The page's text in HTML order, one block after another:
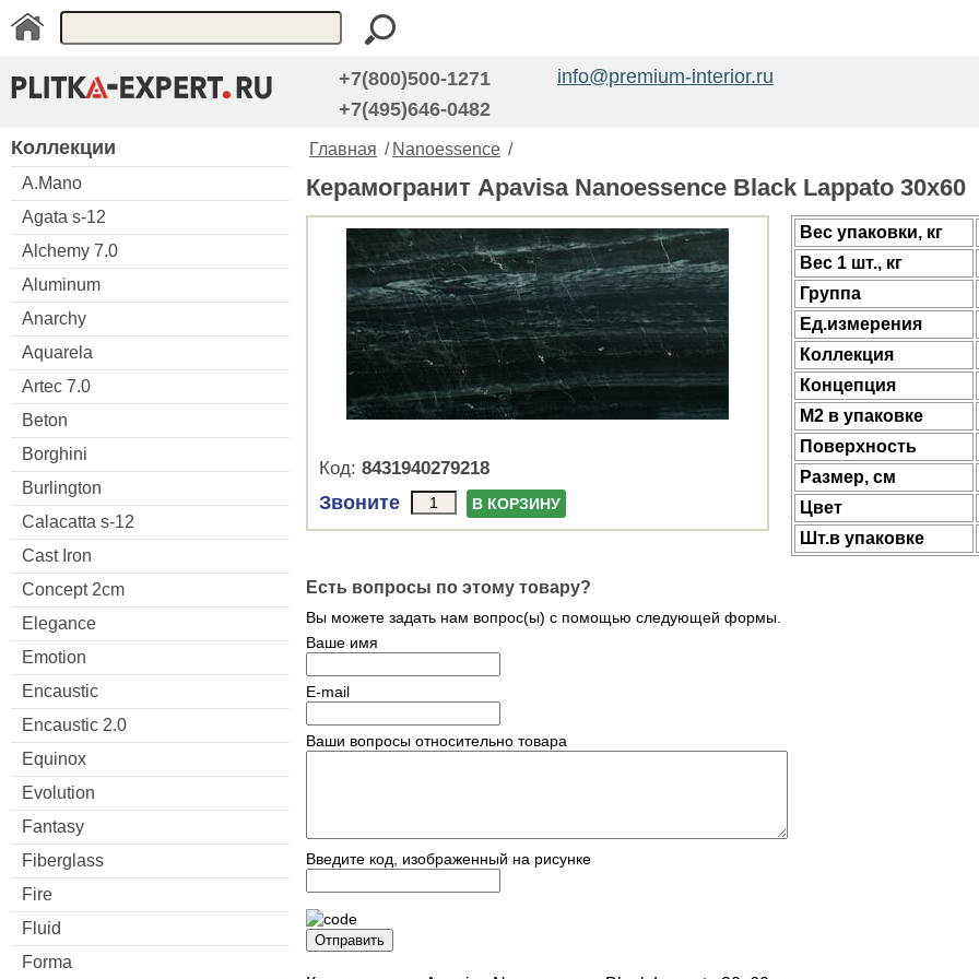
+7(800)500-1271
+7(495)646-0482
info@premium-interior.ru
Коллекции
A.Mano
Agata s-12
Alchemy 7.0
Aluminum
Anarchy
Aquarela
Artec 7.0
Beton
Borghini
Burlington
Calacatta s-12
Cast Iron
Concept 2cm
Elegance
Emotion
Encaustic
Encaustic 2.0
Equinox
Evolution
Fantasy
Fiberglass
Fire
Fluid
Forma
Главная / Nanoessence /
Керамогранит Apavisa Nanoessence Black Lappato 30x60
Код: 8431940279218
Звоните В КОРЗИНУ
Веc упаковки, кг
Вес 1 шт., кг
Группа
Ед.измерения
Коллекция
Концепция
М2 в упаковке
Поверхность
Размер, см
Цвет
Шт.в упаковке
Есть вопросы по этому товару?
Вы можете задать нам вопрос(ы) с помощью следующей формы.
Ваше имя
E-mail
Ваши вопросы относительно товара
Введите код, изображенный на рисунке
Отправить